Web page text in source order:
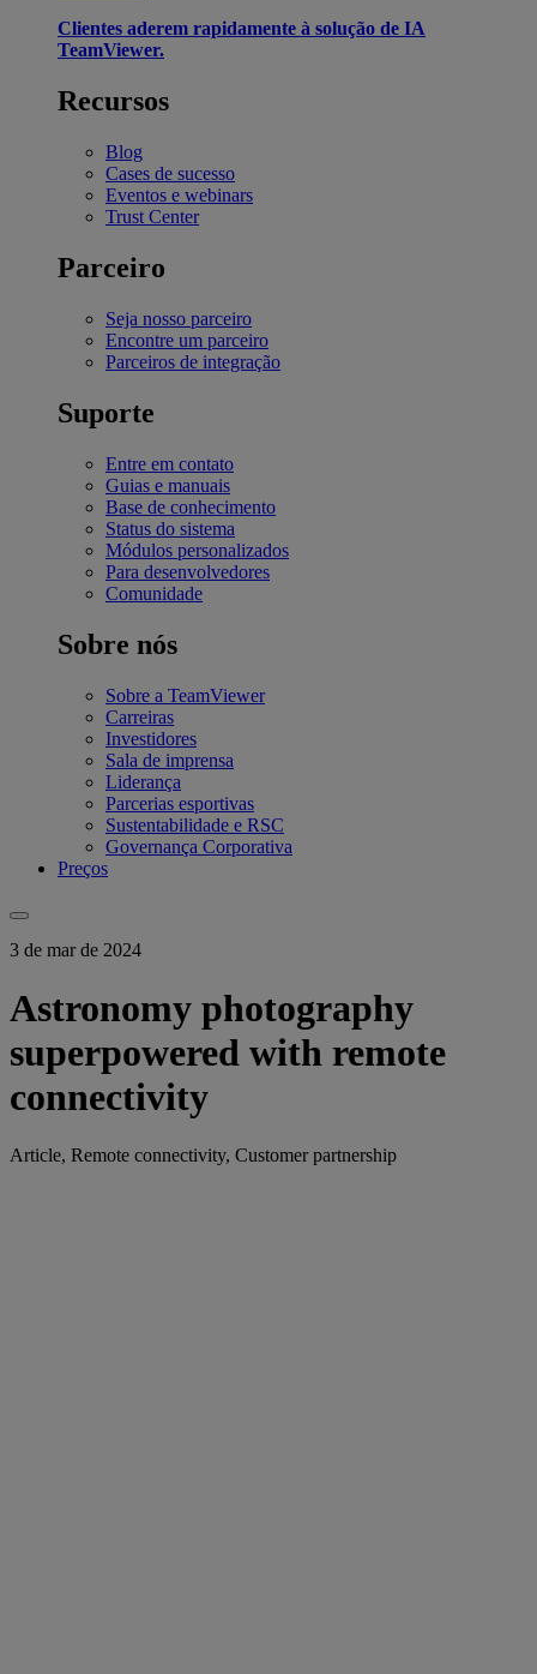
Clientes aderem rapidamente à solução de IA
TeamViewer.
Recursos
Blog
Cases de sucesso
Eventos e webinars
Trust Center
Parceiro
Seja nosso parceiro
Encontre um parceiro
Parceiros de integração
Suporte
Entre em contato
Guias e manuais
Base de conhecimento
Status do sistema
Módulos personalizados
Para desenvolvedores
Comunidade
Sobre nós
Sobre a TeamViewer
Carreiras
Investidores
Sala de imprensa
Liderança
Parcerias esportivas
Sustentabilidade e RSC
Governança Corporativa
Preços
3 de mar de 2024
Astronomy photography
superpowered with remote
connectivity
Article, Remote connectivity, Customer partnership